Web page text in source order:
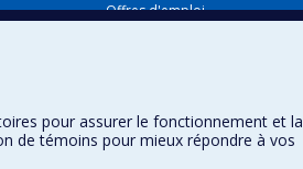
Offres d'emploi
pour assurer le fonctionnement et la
de témoins pour mieux répondre à vos